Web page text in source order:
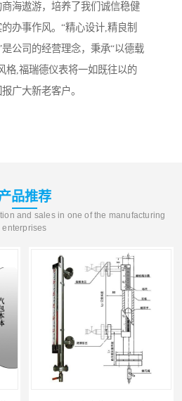
海遨游，培养了我们诚信稳健
办事作风。“精心设计,精良制
公司的经营理念，秉承“以德载
格,福瑞德仪表将一如既往以的
广大新老客户。
品推荐
and sales in one of the manufacturing
enterprises